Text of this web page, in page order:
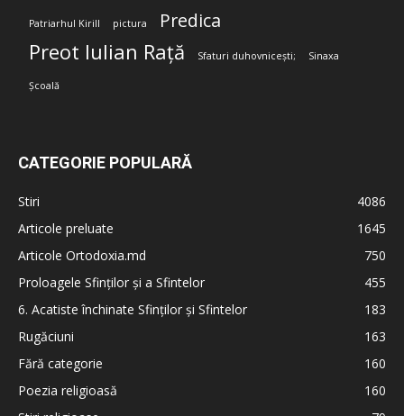
Patriarhul Kirill pictura Predica
Preot Iulian Rață Sfaturi duhovnicești; Sinaxa
Școală
CATEGORIE POPULARĂ
Stiri
4086
Articole preluate
1645
Articole Ortodoxia.md
750
Proloagele Sfinților și a Sfintelor
455
6. Acatiste închinate Sfinților și Sfintelor
183
Rugăciuni
163
Fără categorie
160
Poezia religioasă
160